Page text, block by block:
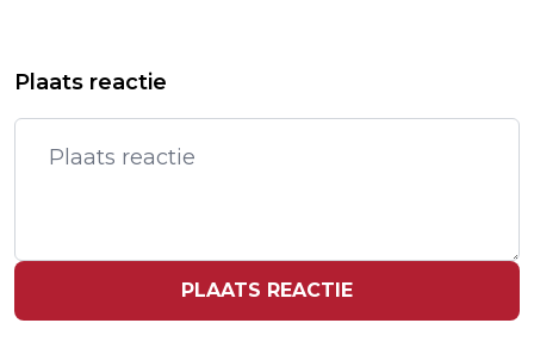
MOEDERBEDRIJF FACEBOOK, MEDE
DODEN BIJ ISRAËLISCHE AANVALLEN
OP OOSTEN LIBANON
Plaats reactie
PLAATS REACTIE